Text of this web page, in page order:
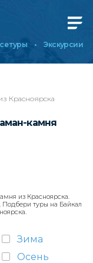
туры Экскурсии
Красноярска
камня
из Красноярска.
Подбери туры на Байкал
Зима
Осень